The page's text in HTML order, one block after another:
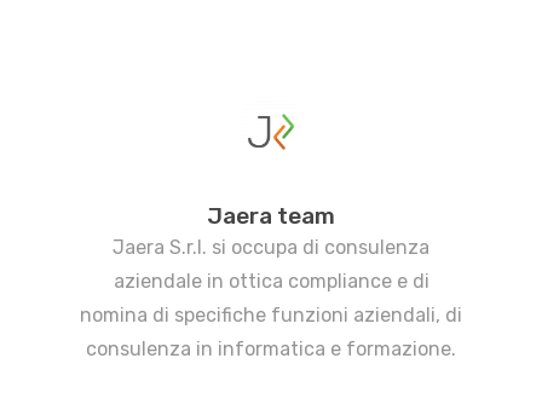
Jaera team
Jaera S.r.l. si occupa di consulenza
aziendale in ottica compliance e di
nomina di specifiche funzioni aziendali, di
consulenza in informatica e formazione.